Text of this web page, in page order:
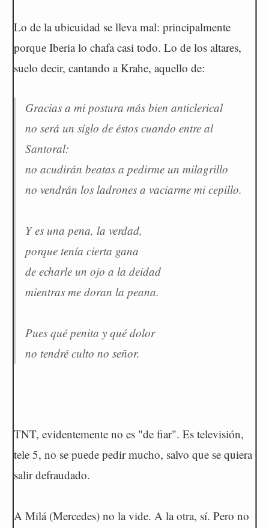
Lo de la ubicuidad se lleva mal: principalmente
porque Iberia lo chafa casi todo. Lo de los altares,
suelo decir, cantando a Krahe, aquello de:
Gracias a mi postura más bien anticlerical
no será un siglo de éstos cuando entre al
Santoral:
no acudirán beatas a pedirme un milagrillo
no vendrán los ladrones a vaciarme mi cepillo.
Y es una pena, la verdad,
porque tenía cierta gana
de echarle un ojo a la deidad
mientras me doran la peana.
Pues qué penita y qué dolor
no tendré culto no señor.
TNT, evidentemente no es "de fiar". Es televisión,
tele 5, no se puede pedir mucho, salvo que se quiera
salir defraudado.
A Milá (Mercedes) no la vide. A la otra, sí. Pero no